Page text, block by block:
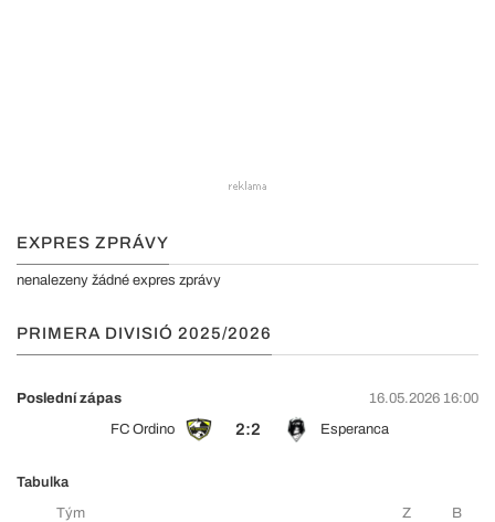
EXPRES ZPRÁVY
nenalezeny žádné expres zprávy
PRIMERA DIVISIÓ 2025/2026
Poslední zápas
16.05.2026 16:00
FC Ordino
2:2 Esperanca
Tabulka
Tým
Z B